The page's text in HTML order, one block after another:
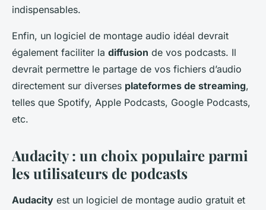
indispensables.
Enfin, un logiciel de montage audio idéal devrait
également faciliter la diffusion de vos podcasts. Il
devrait permettre le partage de vos fichiers d’audio
directement sur diverses plateformes de streaming,
telles que Spotify, Apple Podcasts, Google Podcasts,
etc.
Audacity : un choix populaire parmi
les utilisateurs de podcasts
Audacity est un logiciel de montage audio gratuit et